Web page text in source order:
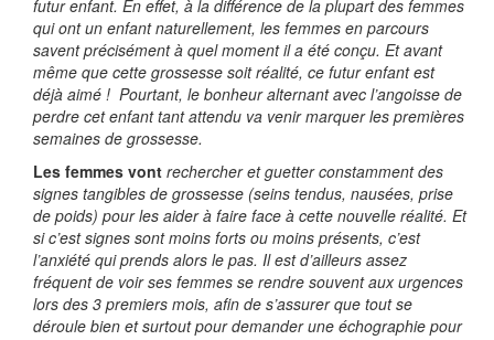
futur enfant. En effet, à la différence de la plupart des femmes
qui ont un enfant naturellement, les femmes en parcours
savent précisément à quel moment il a été conçu. Et avant
même que cette grossesse soit réalité, ce futur enfant est
déjà aimé ! Pourtant, le bonheur alternant avec l’angoisse de
perdre cet enfant tant attendu va venir marquer les premières
semaines de grossesse.
Les femmes vont rechercher et guetter constamment des
signes tangibles de grossesse (seins tendus, nausées, prise
de poids) pour les aider à faire face à cette nouvelle réalité. Et
si c’est signes sont moins forts ou moins présents, c’est
l’anxiété qui prends alors le pas. Il est d’ailleurs assez
fréquent de voir ses femmes se rendre souvent aux urgences
lors des 3 premiers mois, afin de s’assurer que tout se
déroule bien et surtout pour demander une échographie pour